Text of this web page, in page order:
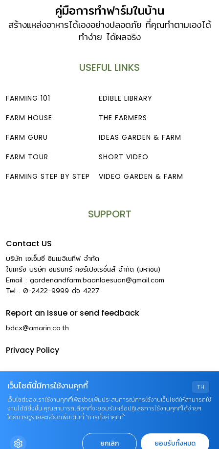
คู่มือการทำฟาร์มในบ้าน
สร้างแหล่งอาหารได้เองอย่างปลอดภัย ที่คุณทำตามเองได้
ทำง่าย ได้ผลจริง
USEFUL LINKS
FARMING 101
FARM HOUSE
FARM GURU
FARM TOUR
FARMING STEP BY STEP
EDIBLE LIBRARY
THE FARMERS
IDEAS GARDEN & FARM
SHORT VIDEO
VIDEO GARDEN & FARM
SUPPORT
Contact US
บริษัท เอเอ็มอี อิมเมจิเนทีฟ จำกัด
ในเครือ บริษัท อมรินทร์ คอร์เปอเรชั่นส์ จำกัด (มหาชน)
Email : gardenandfarm.baanlaesuan@gmail.com
Tel : 0-2422-9999 ต่อ 4227
Report an issue or send feedback
bdcx@amarin.co.th
Privacy Policy
© COPYRIGHT 2026 AME IMAGINATIVE COMPANY
TH
เว็บไซต์นี้มีการใช้งานคุกกี้
เว็บไซต์ของเราใช้งานคุกกี้เพื่อช่วยเพิ่มประสบการณ์การใช้งานเว็บไซต์ให้สามารถใช้
งานได้ดียิ่งขึ้น คุณสามารถเลือกที่จะยอมรับหรือปฏิเสธการใช้งานคุกกี้ได้ง่ายๆ
โดยการดูรายละเอียดเพิ่มเติมที่ “การตั้งค่าคุกกี้”
ยกเลิก ยอมรับทั้งหมด